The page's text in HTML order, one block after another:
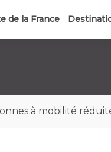
de la France
à mobilité